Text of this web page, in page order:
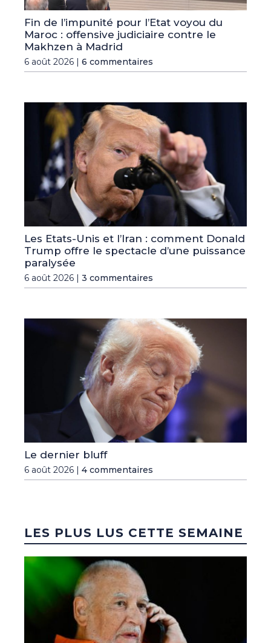
Fin de l’impunité pour l’Etat voyou du
Maroc : offensive judiciaire contre le
Makhzen à Madrid
6 août 2026 | 6 commentaires
Les Etats-Unis et l’Iran : comment Donald
Trump offre le spectacle d’une puissance
paralysée
6 août 2026 | 3 commentaires
Le dernier bluff
6 août 2026 | 4 commentaires
LES PLUS LUS CETTE SEMAINE